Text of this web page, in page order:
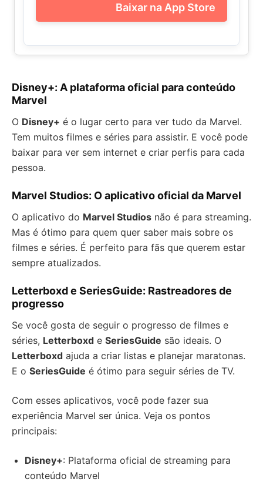
Baixar na App Store
Disney+: A plataforma oficial para conteúdo
Marvel
O Disney+ é o lugar certo para ver tudo da Marvel.
Tem muitos filmes e séries para assistir. E você pode
baixar para ver sem internet e criar perfis para cada
pessoa.
Marvel Studios: O aplicativo oficial da Marvel
O aplicativo do Marvel Studios não é para streaming.
Mas é ótimo para quem quer saber mais sobre os
filmes e séries. É perfeito para fãs que querem estar
sempre atualizados.
Letterboxd e SeriesGuide: Rastreadores de
progresso
Se você gosta de seguir o progresso de filmes e
séries, Letterboxd e SeriesGuide são ideais. O
Letterboxd ajuda a criar listas e planejar maratonas.
E o SeriesGuide é ótimo para seguir séries de TV.
Com esses aplicativos, você pode fazer sua
experiência Marvel ser única. Veja os pontos
principais:
Disney+: Plataforma oficial de streaming para
conteúdo Marvel